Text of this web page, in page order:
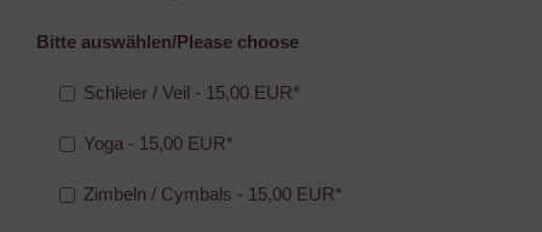
Bitte auswählen/Please choose
Schleier / Veil - 15,00 EUR*
Yoga - 15,00 EUR*
Zimbeln / Cymbals - 15,00 EUR*